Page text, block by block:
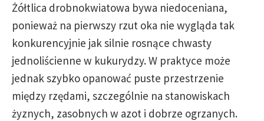
Żółtlica drobnokwiatowa bywa niedoceniana,
ponieważ na pierwszy rzut oka nie wygląda tak
konkurencyjnie jak silnie rosnące chwasty
jednoliścienne w kukurydzy. W praktyce może
jednak szybko opanować puste przestrzenie
między rzędami, szczególnie na stanowiskach
żyznych, zasobnych w azot i dobrze ogrzanych.